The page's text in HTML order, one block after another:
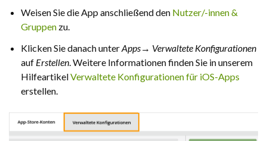
Weisen Sie die App anschließend den Nutzer/-innen &
Gruppen zu.
Klicken Sie danach unterApps→ Verwaltete Konfigurationen
auf Erstellen. Weitere Informationen finden Sie in unserem
HilfeartikelVerwaltete Konfigurationen für iOS-Apps
erstellen.